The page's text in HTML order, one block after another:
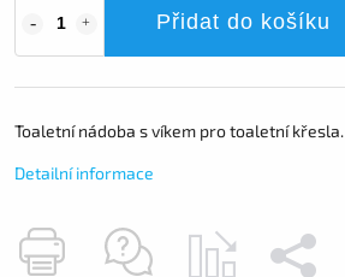
Přidat do košíku
Toaletní nádoba s víkem pro toaletní křesla.
Detailní informace